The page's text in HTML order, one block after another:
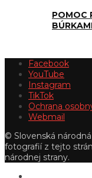
POMOC
Facebook
YouTube
Instagram
TikTok
Ochrana
Webmail
© Slovenská
fotografií z tejto
národnej strany.